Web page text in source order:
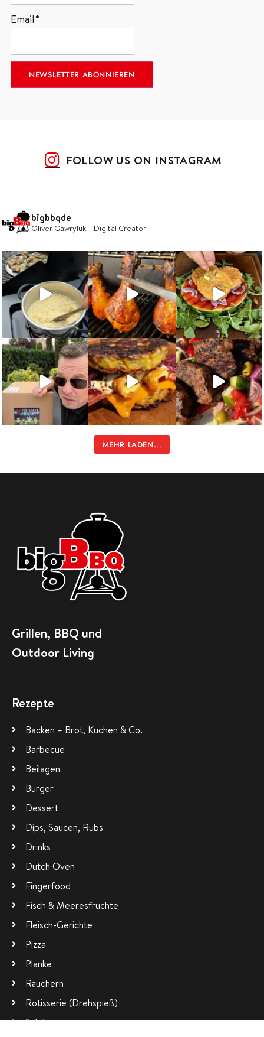
Email*
FOLLOW US ON INSTAGRAM
bigbbqde
Oliver Gawryluk – Digital Creator
MEHR LADEN...
Grillen, BBQ und
Outdoor Living
Rezepte
Backen – Brot, Kuchen & Co.
Barbecue
Beilagen
Burger
Dessert
Dips, Saucen, Rubs
Drinks
Dutch Oven
Fingerfood
Fisch & Meeresfrüchte
Fleisch-Gerichte
Pizza
Planke
Räuchern
Rotisserie (Drehspieß)
Salate